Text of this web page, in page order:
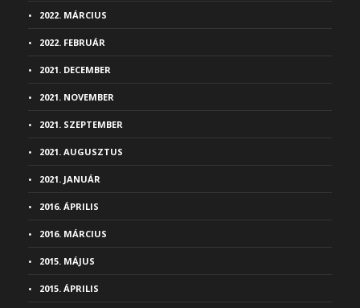
2022. MÁRCIUS
2022. FEBRUÁR
2021. DECEMBER
2021. NOVEMBER
2021. SZEPTEMBER
2021. AUGUSZTUS
2021. JANUÁR
2016. ÁPRILIS
2016. MÁRCIUS
2015. MÁJUS
2015. ÁPRILIS